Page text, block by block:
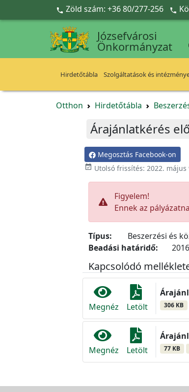
Ugrás a fő tartalomra
 Zöld szám: +36 80/277-256 
Józsefvárosi
Önkormányzat
Hirdetőtábla Szolgáltatások és
Otthon Hirdetőtábla
Árajánlatkérés
Megosztás Facebook-on
 Utolsó frissítés: 2022. május
Figyelem!
Ennek az
Típus:
Beszerzési és
Beadási határidő:
Kapcsolódó
Megnéz Letölt 306 KB
Megnéz Letölt 77 KB